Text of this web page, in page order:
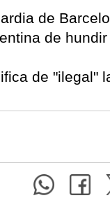
de
de
de "ilegal"